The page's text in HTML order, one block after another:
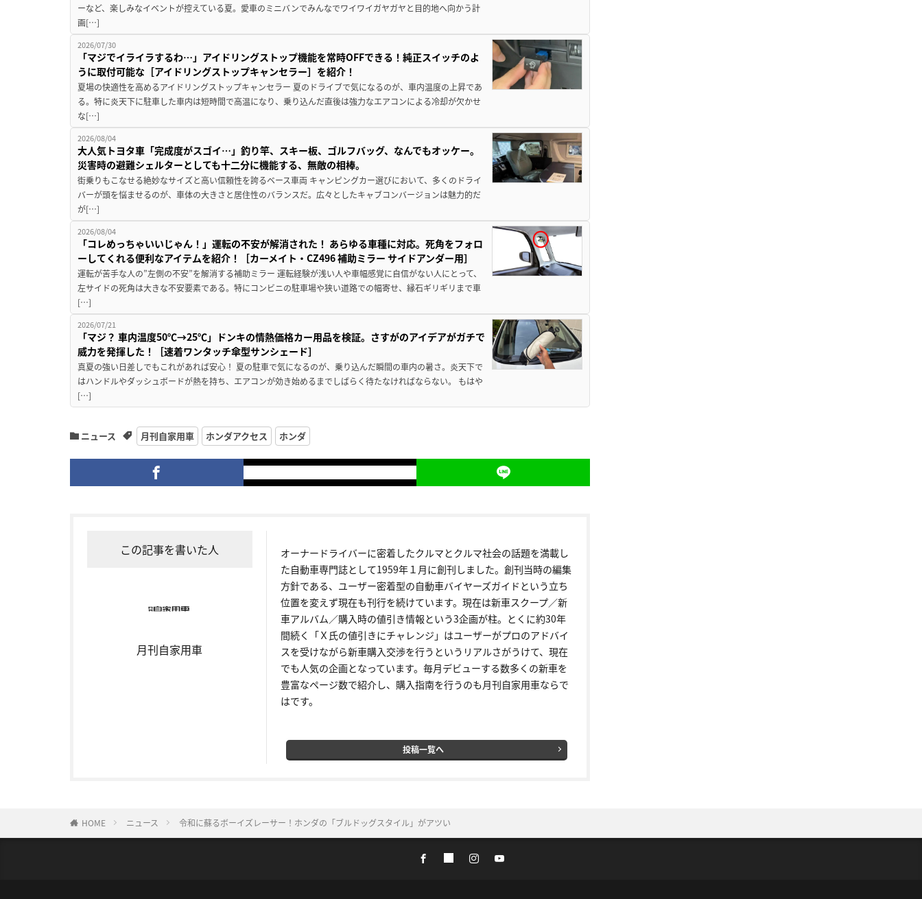
ーなど、楽しみなイベントが控えている夏。愛車のミニバンでみんなでワイワイガヤガヤと目的地へ向かう計
画[…]
2026/07/30
「マジでイライラするわ…」アイドリングストップ機能を常時OFFできる！純正スイッチのよ
うに取付可能な［アイドリングストップキャンセラー］を紹介！
夏場の快適性を高めるアイドリングストップキャンセラー 夏のドライブで気になるのが、車内温度の上昇であ
る。特に炎天下に駐車した車内は短時間で高温になり、乗り込んだ直後は強力なエアコンによる冷却が欠かせ
な[…]
2026/08/04
大人気トヨタ車「完成度がスゴイ…」釣り竿、スキー板、ゴルフバッグ、なんでもオッケー。
災害時の避難シェルターとしても十二分に機能する、無敵の相棒。
街乗りもこなせる絶妙なサイズと高い信頼性を誇るベース車両 キャンピングカー選びにおいて、多くのドライ
バーが頭を悩ませるのが、車体の大きさと居住性のバランスだ。広々としたキャブコンバージョンは魅力的だ
が[…]
2026/08/04
「コレめっちゃいいじゃん！」運転の不安が解消された！ あらゆる車種に対応。死角をフォロ
ーしてくれる便利なアイテムを紹介！［カーメイト・CZ496 補助ミラー サイドアンダー用］
運転が苦手な人の”左側の不安”を解消する補助ミラー 運転経験が浅い人や車幅感覚に自信がない人にとって、
左サイドの死角は大きな不安要素である。特にコンビニの駐車場や狭い道路での幅寄せ、縁石ギリギリまで車
[…]
2026/07/21
「マジ？ 車内温度50℃→25℃」ドンキの情熱価格カー用品を検証。さすがのアイデアがガチで
威力を発揮した！［速着ワンタッチ傘型サンシェード］
真夏の強い日差しでもこれがあれば安心！ 夏の駐車で気になるのが、乗り込んだ瞬間の車内の暑さ。炎天下で
はハンドルやダッシュボードが熱を持ち、エアコンが効き始めるまでしばらく待たなければならない。 もはや
[…]
ニュース 月刊自家用車 ホンダアクセス ホンダ
この記事を書いた人
月刊自家用車
オーナードライバーに密着したクルマとクルマ社会の話題を満載し
た自動車専門誌として1959年１月に創刊しました。創刊当時の編集
方針である、ユーザー密着型の自動車バイヤーズガイドという立ち
位置を変えず現在も刊行を続けています。現在は新車スクープ／新
車アルバム／購入時の値引き情報という3企画が柱。とくに約30年
間続く「Ｘ氏の値引きにチャレンジ」はユーザーがプロのアドバイ
スを受けながら新車購入交渉を行うというリアルさがうけて、現在
でも人気の企画となっています。毎月デビューする数多くの新車を
豊富なページ数で紹介し、購入指南を行うのも月刊自家用車ならで
はです。
投稿一覧へ
HOME ニュース 令和に蘇るボーイズレーサー！ホンダの「ブルドッグスタイル」がアツい